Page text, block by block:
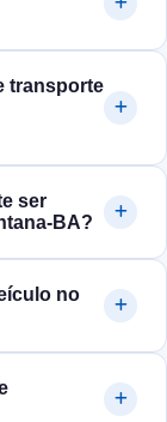
transporte
ser
no